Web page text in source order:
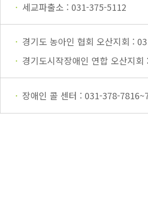
세교파출소 : 031-375-5112
경기도 농아인 협회 오산지회 :
경기도시작장애인 연합 오산지
장애인 콜 센터 : 031-378-